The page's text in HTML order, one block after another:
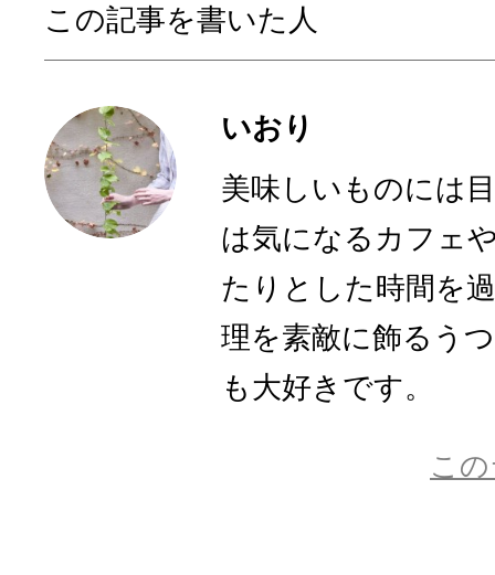
この記事を書いた人
いおり
美味しいものには
は気になるカフェ
たりとした時間を
理を素敵に飾るう
も大好きです。
こ